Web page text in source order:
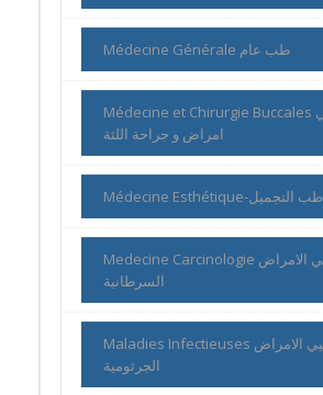
Médecine Générale طب عام
Médecine et Chirurgie Buccales اخصائيي
امراض و جراحة اللثة
Médecine Esthétique-طب التجميل
Medecine Carcinologie اخصائيي الامراض
السرطانية
Maladies Infectieuses اخصائيي الامراض
الجرثومية